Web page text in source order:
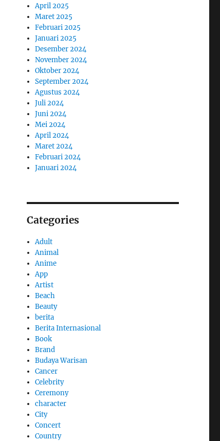
April 2025
Maret 2025
Februari 2025
Januari 2025
Desember 2024
November 2024
Oktober 2024
September 2024
Agustus 2024
Juli 2024
Juni 2024
Mei 2024
April 2024
Maret 2024
Februari 2024
Januari 2024
Categories
Adult
Animal
Anime
App
Artist
Beach
Beauty
berita
Berita Internasional
Book
Brand
Budaya Warisan
Cancer
Celebrity
Ceremony
character
City
Concert
Country